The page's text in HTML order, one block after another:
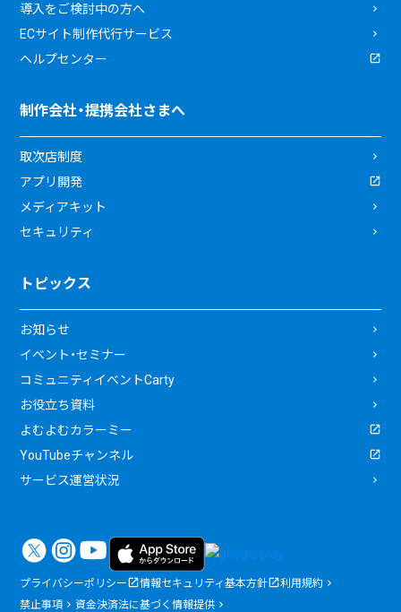
導入をご検討中の方へ
ECサイト制作代行サービス
ヘルプセンター
制作会社・提携会社さまへ
取次店制度
アプリ開発
メディアキット
セキュリティ
トピックス
お知らせ
イベント・セミナー
コミュニティイベントCarty
お役立ち資料
よむよむカラーミー
YouTubeチャンネル
サービス運営状況
プライバシーポリシー 情報セキュリティ基本方針
利用規約
禁止事項
資金決済法に基づく情報提供